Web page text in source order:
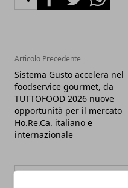
Articolo Precedente
Sistema Gusto accelera nel
foodservice gourmet, da
TUTTOFOOD 2026 nuove
opportunità per il mercato
Ho.Re.Ca. italiano e
internazionale